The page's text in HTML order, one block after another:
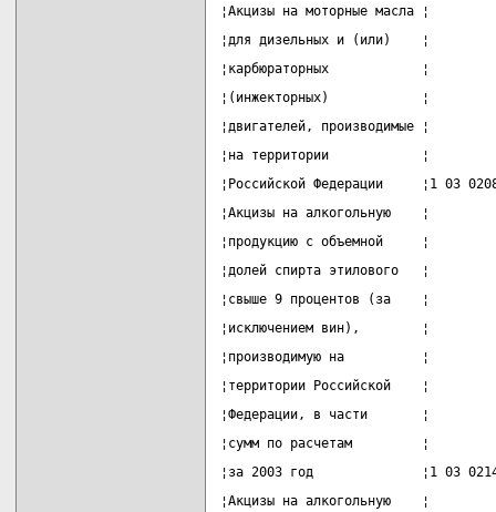
¦Акцизы на моторные масла
¦для дизельных и (или)
¦карбюраторных            ¦
¦(инжекторных)            ¦
¦двигателей,
¦на территории            ¦
¦Российской Федерации     ¦1 03
¦Акцизы на алкогольную
¦продукцию с объемной
¦долей спирта этилового
¦свыше 9 процентов (за
¦исключением вин),        ¦
¦производимую на          ¦
¦территории Российской
¦Федерации, в части       ¦
¦сумм по расчетам         ¦
¦за 2003 год              ¦1 03
¦Акцизы на алкогольную